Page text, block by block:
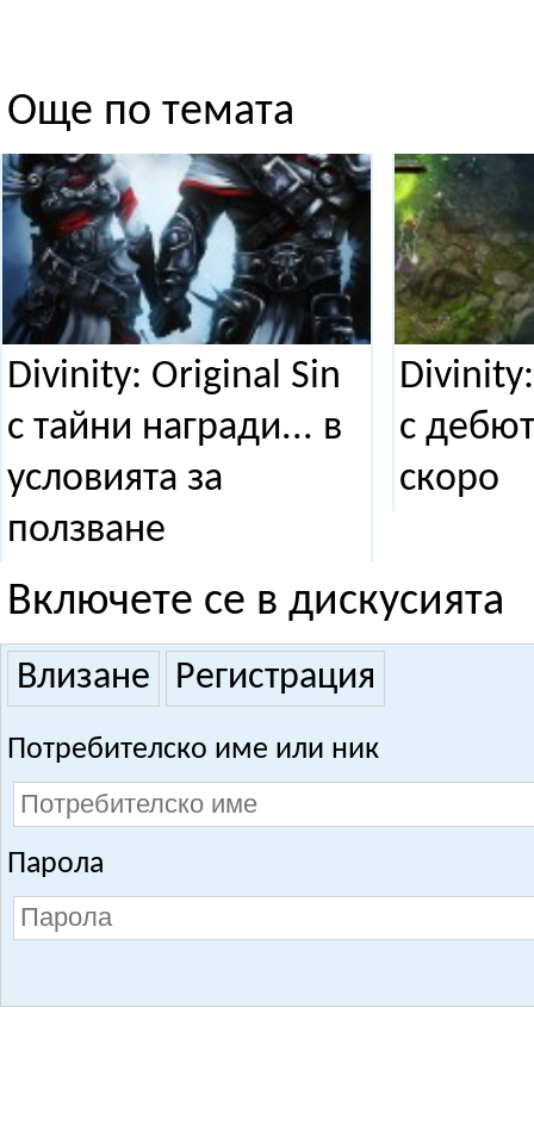
Още по темата
Divinity: Original Sin
с тайни награди... в
условията за
ползване
с
скоро
Включете се в дискусията
Влизане Регистрация
Потребителско име или ник
Парола